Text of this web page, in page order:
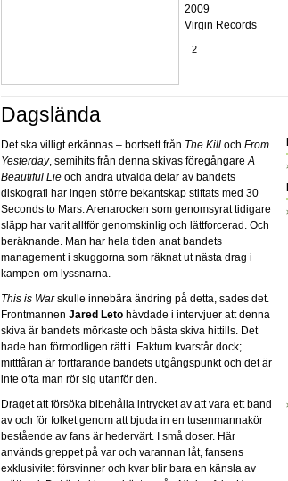
2009
Virgin Records
2
Dagslända
Det ska villigt erkännas – bortsett från The Kill och From
Yesterday, semihits från denna skivas föregångareA
Beautiful Lie och andra utvalda delar av bandets
diskografi har ingen större bekantskap stiftats med 30
Seconds to Mars. Arenarocken som genomsyrat tidigare
släpp har varit alltför genomskinlig och lättforcerad. Och
beräknande. Man har hela tiden anat bandets
management i skuggorna som räknat ut nästa drag i
kampen om lyssnarna.
This is Warskulle innebära ändring på detta, sades det.
Frontmannen Jared Leto hävdade i intervjuer att denna
skiva är bandets mörkaste och bästa skiva hittills. Det
hade han förmodligen rätt i. Faktum kvarstår dock;
mittfåran är fortfarande bandets utgångspunkt och det är
inte ofta man rör sig utanför den.
Draget att försöka bibehålla intrycket av att vara ett band
av och för folket genom att bjuda in en tusenmannakör
bestående av fans är hedervärt. I små doser. Här
används greppet på var och varannan låt, fansens
exklusivitet försvinner och kvar blir bara en känsla av